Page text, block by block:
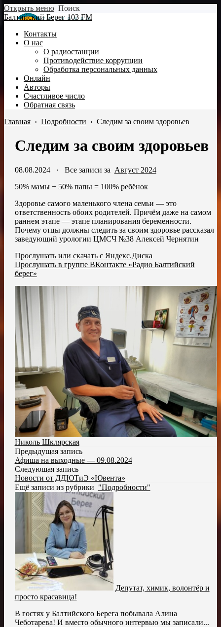
Открыть меню Поиск
Балтийский Берег 103 FM
Контакты
О нас
О радиостанции
Противодействие коррупции
Обработка персональных данных
Онлайн
Авторы
Счастливое число
Обратная связь
Главная › Подробности › Следим за своим здоровьев
Следим за своим здоровьев
08.08.2024· Все записи за Август 2024
50% мамы + 50% папы = 100% ребёнок
Здоровье самого маленького члена семьи — это
ответственность обоих родителей. Причём даже на самом
раннем этапе — этапе планирования беременности.
Почему отцы должны следить за своим здоровье рассказал
заведующий урологии ЦМСЧ №38 Алексей Чернятин
Прослушать или скачать с Яндекс.Диска
Прослушать в группе ВКонтакте «Радио Балтийский
берег»
Николь Шклярская
Предыдущая запись
Афиша на выходные — 09.08.2024
Следующая запись
Новости от ДДЮТиЭ «Ювента»
Ещё записи из рубрики "Подробности"
Депутат, химик, волонтёр и
просто красавица!
В гостях у Балтийского Берега побывала Алина
Чеботарева! И вместо обычного интервью мы записали...